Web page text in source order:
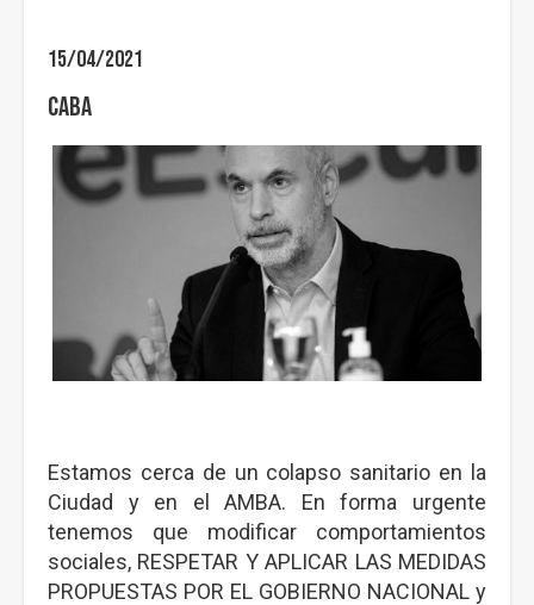
15/04/2021
CABA
Estamos cerca de un colapso sanitario en la
Ciudad y en el AMBA. En forma urgente
tenemos que modificar comportamientos
sociales, RESPETAR Y APLICAR LAS MEDIDAS
PROPUESTAS POR EL GOBIERNO NACIONAL y